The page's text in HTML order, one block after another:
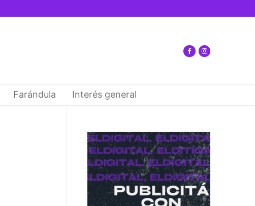
Farándula Interés general